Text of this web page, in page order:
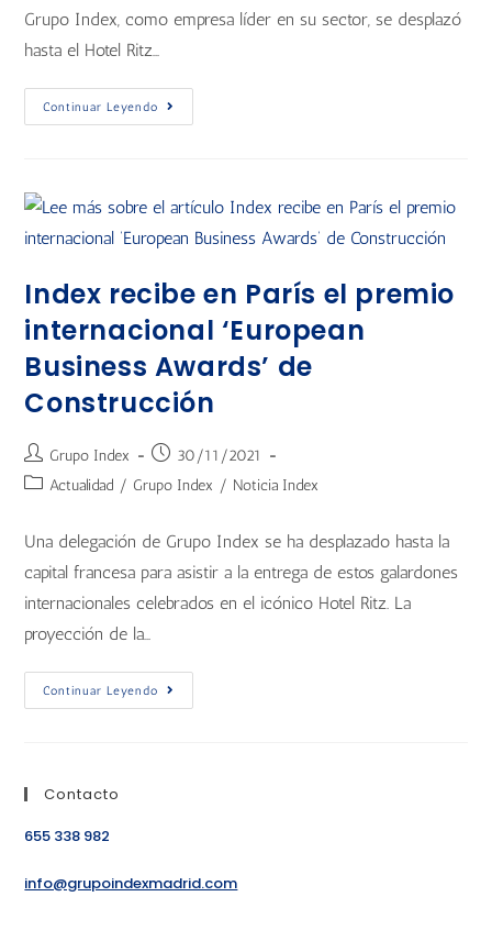
Grupo Index, como empresa líder en su sector, se desplazó
hasta el Hotel Ritz…
Continuar Leyendo
Index recibe en París el premio
internacional ‘European
Business Awards’ de
Construcción
Grupo Index
30/11/2021
Actualidad / Grupo Index / Noticia Index
Una delegación de Grupo Index se ha desplazado hasta la
capital francesa para asistir a la entrega de estos galardones
internacionales celebrados en el icónico Hotel Ritz. La
proyección de la…
Continuar Leyendo
Contacto
655 338 982
info@grupoindexmadrid.com